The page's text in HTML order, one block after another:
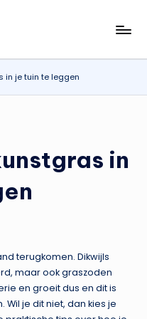
in je tuin te leggen
in
terugkomen. Dikwijls
maar ook graszoden
en groeit dus en dit is
je dit niet, dan kies je